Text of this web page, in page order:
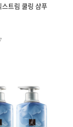
트림 쿨링 샴푸